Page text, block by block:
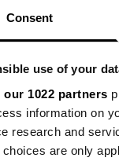
Consent
use of your
our 1022 partners
information on
research and
are only
des filtres sur
le passé, nous